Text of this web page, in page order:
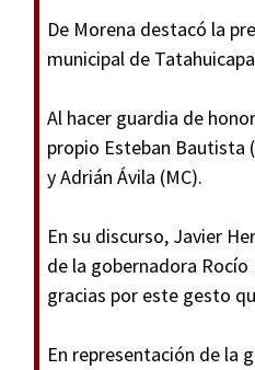
De Morena destacó la
municipal de
Al hacer guardia de
propio Esteban Bautista
y Adrián Ávila (MC).
En su discurso, Javier
de la gobernadora
gracias por este gesto
En representación de la